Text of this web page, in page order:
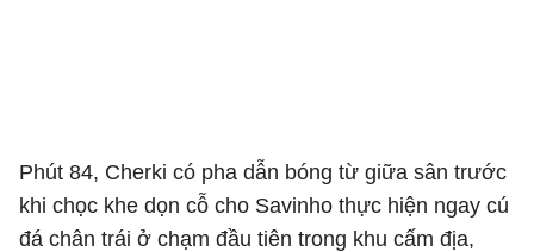
Phút 84, Cherki có pha dẫn bóng từ giữa sân trước
khi chọc khe dọn cỗ cho Savinho thực hiện ngay cú
đá chân trái ở chạm đầu tiên trong khu cấm địa,